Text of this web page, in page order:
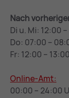
Nach
Di u. Mi: 12:00
Do: 07:00 –
Fr: 12:00 –
Online-Amt:
00:00 – 24:00